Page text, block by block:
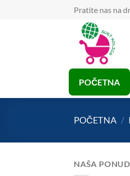
Pratite nas na
POČETNA
POČETNA /
NAŠA